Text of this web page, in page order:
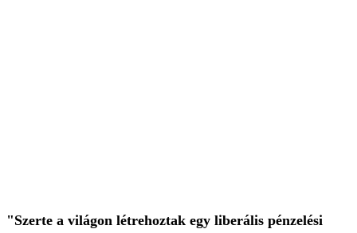
"Szerte a világon létrehoztak egy liberális pénzelési